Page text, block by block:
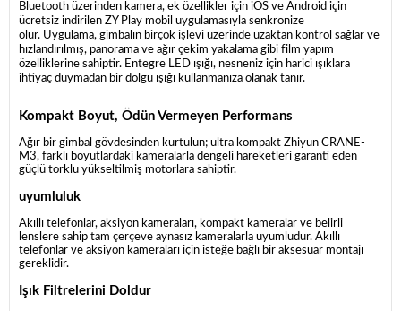
Bluetooth üzerinden kamera, ek özellikler için iOS ve Android için
ücretsiz indirilen ZY Play mobil uygulamasıyla senkronize
olur. Uygulama, gimbalın birçok işlevi üzerinde uzaktan kontrol sağlar ve
hızlandırılmış, panorama ve ağır çekim yakalama gibi film yapım
özelliklerine sahiptir. Entegre LED ışığı, nesneniz için harici ışıklara
ihtiyaç duymadan bir dolgu ışığı kullanmanıza olanak tanır.
Kompakt Boyut, Ödün Vermeyen Performans
Ağır bir gimbal gövdesinden kurtulun; ultra kompakt Zhiyun CRANE-
M3, farklı boyutlardaki kameralarla dengeli hareketleri garanti eden
güçlü torklu yükseltilmiş motorlara sahiptir.
uyumluluk
Akıllı telefonlar, aksiyon kameraları, kompakt kameralar ve belirli
lenslere sahip tam çerçeve aynasız kameralarla uyumludur. Akıllı
telefonlar ve aksiyon kameraları için isteğe bağlı bir aksesuar montajı
gereklidir.
Işık Filtrelerini Doldur